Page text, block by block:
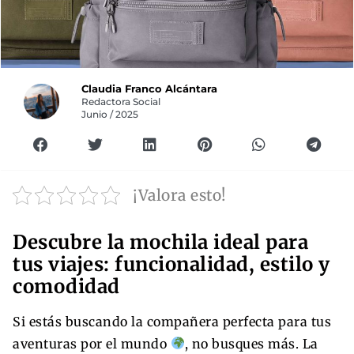
Claudia Franco Alcántara
Redactora Social
Junio / 2025
¡Valora esto!
Descubre la mochila ideal para
tus viajes: funcionalidad, estilo y
comodidad
Si estás buscando la compañera perfecta para tus
aventuras por el mundo
, no busques más. La